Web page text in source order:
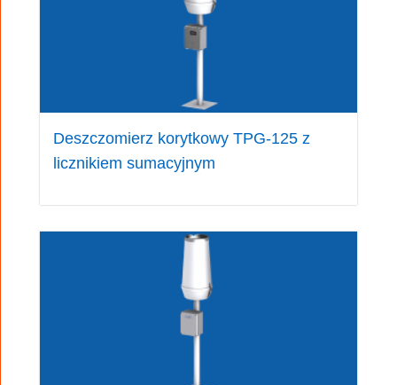
Deszczomierz korytkowy TPG-125 z
licznikiem sumacyjnym